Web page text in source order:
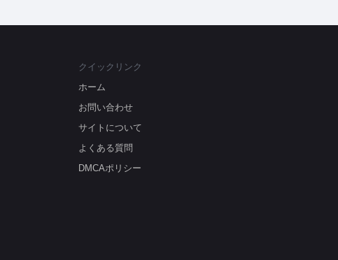
クイックリンク
ホーム
お問い合わせ
サイトについて
よくある質問
DMCAポリシー